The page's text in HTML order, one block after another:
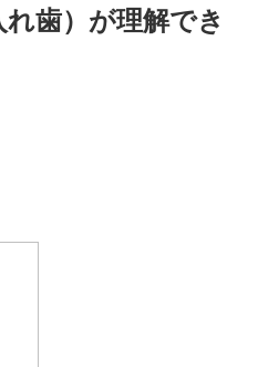
歯）が理解でき